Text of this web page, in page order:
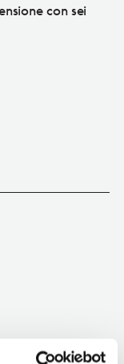
con sei